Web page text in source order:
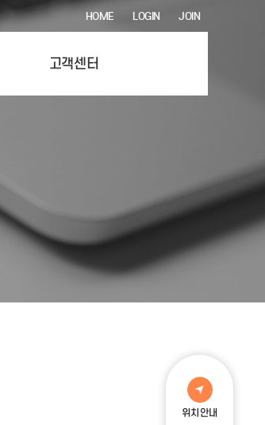
위치안내
HOME LOGIN JOIN
고객센터